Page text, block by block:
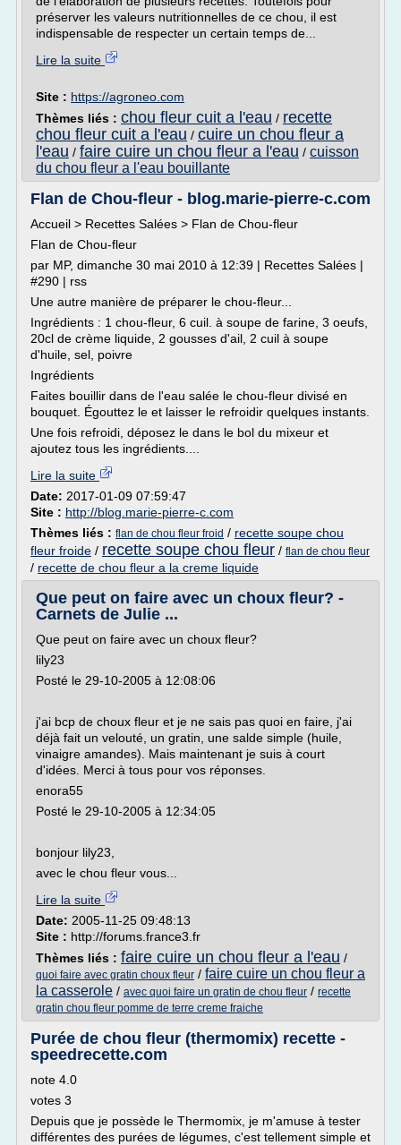
préserver les valeurs nutritionnelles de ce chou, il est
indispensable de respecter un certain temps de...
Lire la suite
Site : https://agroneo.com
Thèmes liés : chou fleur cuit a l'eau / recette
chou fleur cuit a l'eau / cuire un chou fleur a
l'eau / faire cuire un chou fleur a l'eau / cuisson
du chou fleur a l'eau bouillante
Flan de Chou-fleur - blog.marie-pierre-c.com
Accueil > Recettes Salées > Flan de Chou-fleur
Flan de Chou-fleur
par MP, dimanche 30 mai 2010 à 12:39 | Recettes Salées |
#290 | rss
Une autre manière de préparer le chou-fleur...
Ingrédients : 1 chou-fleur, 6 cuil. à soupe de farine, 3 oeufs,
20cl de crème liquide, 2 gousses d'ail, 2 cuil à soupe
d'huile, sel, poivre
Ingrédients
Faites bouillir dans de l'eau salée le chou-fleur divisé en
bouquet. Égouttez le et laisser le refroidir quelques instants.
Une fois refroidi, déposez le dans le bol du mixeur et
ajoutez tous les ingrédients....
Lire la suite
Date: 2017-01-09 07:59:47
Site : http://blog.marie-pierre-c.com
Thèmes liés : flan de chou fleur froid / recette soupe chou
fleur froide / recette soupe chou fleur / flan de chou fleur
/ recette de chou fleur a la creme liquide
Que peut on faire avec un choux fleur? -
Carnets de Julie ...
Que peut on faire avec un choux fleur?
lily23
Posté le 29-10-2005 à 12:08:06
j'ai bcp de choux fleur et je ne sais pas quoi en faire, j'ai
déjà fait un velouté, un gratin, une salde simple (huile,
vinaigre amandes). Mais maintenant je suis à court
d'idées. Merci à tous pour vos réponses.
enora55
Posté le 29-10-2005 à 12:34:05
bonjour lily23,
avec le chou fleur vous...
Lire la suite
Date: 2005-11-25 09:48:13
Site : http://forums.france3.fr
Thèmes liés : faire cuire un chou fleur a l'eau /
quoi faire avec gratin choux fleur / faire cuire un chou fleur a
la casserole / avec quoi faire un gratin de chou fleur / recette
gratin chou fleur pomme de terre creme fraiche
Purée de chou fleur (thermomix) recette -
speedrecette.com
note 4.0
votes 3
Depuis que je possède le Thermomix, je m'amuse à tester
différentes des purées de légumes, c'est tellement simple et